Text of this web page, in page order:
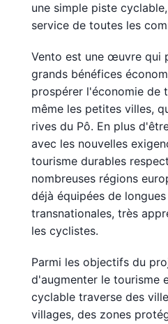
une simple piste
service de toutes les
Vento est une œuvre qui
grands bénéfices
prospérer l'économie de
même les petites villes,
rives du Pô. En plus
avec les nouvelles
tourisme durables
nombreuses régions
déjà équipées de
transnationales, très
les cyclistes.
Parmi les objectifs du
d'augmenter le tourisme
cyclable traverse des
villages, des zones